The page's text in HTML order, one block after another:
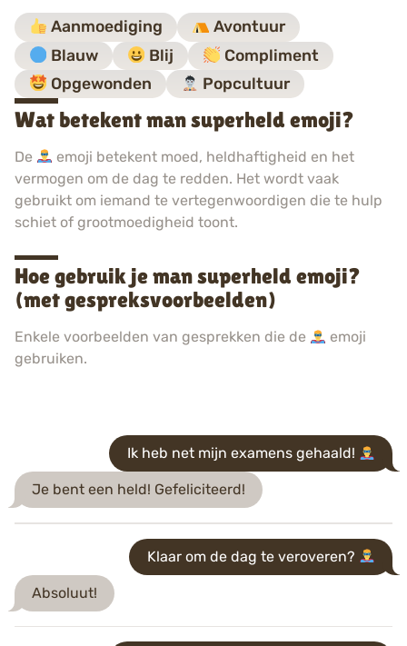
Aanmoediging
Avontuur
Blauw
Blij
Compliment
Opgewonden
Popcultuur
Wat betekent man superheld emoji?
De
emoji betekent moed, heldhaftigheid en het
vermogen om de dag te redden. Het wordt vaak
gebruikt om iemand te vertegenwoordigen die te hulp
schiet of grootmoedigheid toont.
Hoe gebruik je man superheld emoji?
(met gespreksvoorbeelden)
Enkele voorbeelden van gesprekken die de
emoji
gebruiken.
Ik heb net mijn examens gehaald!
Je bent een held! Gefeliciteerd!
Klaar om de dag te veroveren?
Absoluut!